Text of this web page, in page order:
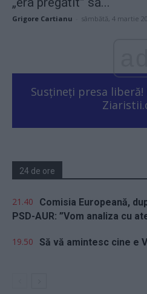
Grigore Cartianu sâmbătă, 4 martie
Susțineți presa
24 de ore
21.40
Comisia Europeană,
PSD-AUR: ”Vom analiza cu
19.50 Să vă amintesc cine e